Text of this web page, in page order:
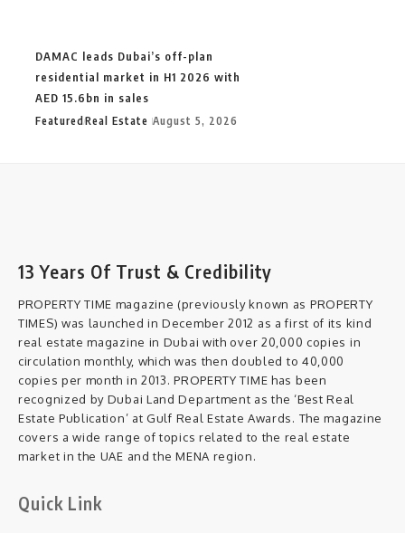
DAMAC leads Dubai’s off-plan
residential market in H1 2026 with
AED 15.6bn in sales
FeaturedReal Estate August 5, 2026
13 Years Of Trust & Credibility
PROPERTY TIME magazine (previously known as PROPERTY
TIMES) was launched in December 2012 as a first of its kind
real estate magazine in Dubai with over 20,000 copies in
circulation monthly, which was then doubled to 40,000
copies per month in 2013. PROPERTY TIME has been
recognized by Dubai Land Department as the ‘Best Real
Estate Publication’ at Gulf Real Estate Awards. The magazine
covers a wide range of topics related to the real estate
market in the UAE and the MENA region.
Quick Link